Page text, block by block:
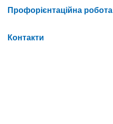
Профорієнтаційна робота
Контакти